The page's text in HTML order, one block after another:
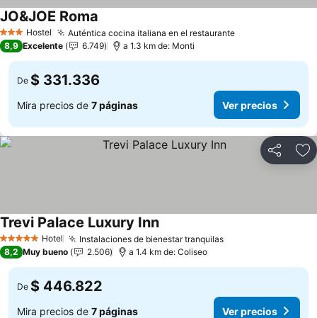
3 EstrellasHostel Auténtica cocina italiana en el restauranteVer precios
JO&JOE Roma
8,9 Excelente 6.749 a 1.3 km de: Monti
De $ 331.336
Mira precios de 7 páginas Ver precios
Compartir
5 Estrellas Hotel Instalaciones de bienestar tranquilasVer precios
Trevi Palace Luxury InnVer precios
8,2 Muy bueno 2.506 a 1.4 km de: Coliseo
De $ 446.822
Mira precios de 7 páginas Ver precios